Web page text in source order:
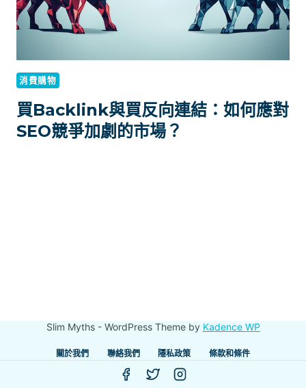
消費購物
買Backlink與買反向連結：如何應對
SEO競爭加劇的市場？
Slim Myths - WordPress Theme by Kadence WP
關於我們 聯絡我們 隱私政策 條款和條件